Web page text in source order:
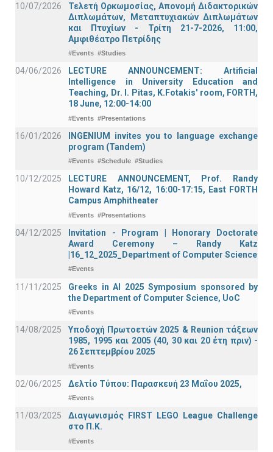
10/07/2026
Τελετή Ορκωμοσίας, Απονομή Διδακτορικών
Διπλωμάτων, Μεταπτυχιακών Διπλωμάτων
και Πτυχίων - Τρίτη 21-7-2026, 11:00,
Αμφιθέατρο Πετρίδης
#Events #Studies
04/06/2026
LECTURE ANNOUNCEMENT: Artificial
Intelligence in University Education and
Teaching, Dr. I. Pitas, K.Fotakis' room, FORTH,
18 June, 12:00-14:00
#Events #Presentations
16/01/2026
INGENIUM invites you to language exchange
program (Tandem)
#Events #Schedule #Studies
10/12/2025
LECTURE ANNOUNCEMENT, Prof. Randy
Howard Katz, 16/12, 16:00-17:15, East FORTH
Campus Amphitheater
#Events #Presentations
04/12/2025
Invitation - Program | Honorary Doctorate
Award Ceremony – Randy Katz
|16_12_2025_Department of Computer Science
#Events
11/11/2025
Greeks in AI 2025 Symposium sponsored by
the Department of Computer Science, UoC
#Events
14/08/2025
Υποδοχή Πρωτοετών 2025 & Reunion τάξεων
1985, 1995 και 2005 (40, 30 και 20 έτη πριν) -
26 Σεπτεμβρίου 2025
#Events
02/06/2025 Δελτίο Τύπου: Παρασκευή 23 Μαΐου 2025,
#Events
11/03/2025
Διαγωνισμός FIRST LEGO League Challenge
στο Π.Κ.
#Events